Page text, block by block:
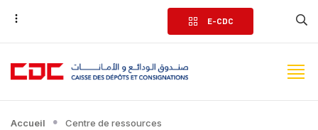
Aller
contenu
principal
E-CDC
Accueil Centre de ressources